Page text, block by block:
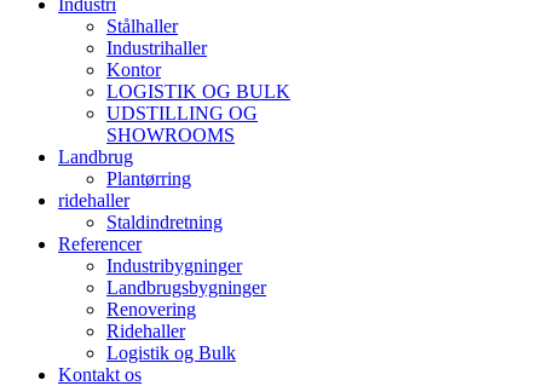
Industri
Stålhaller
Industrihaller
Kontor
LOGISTIK OG BULK
UDSTILLING OG
SHOWROOMS
Landbrug
Plantørring
ridehaller
Staldindretning
Referencer
Industribygninger
Landbrugsbygninger
Renovering
Ridehaller
Logistik og Bulk
Kontakt os